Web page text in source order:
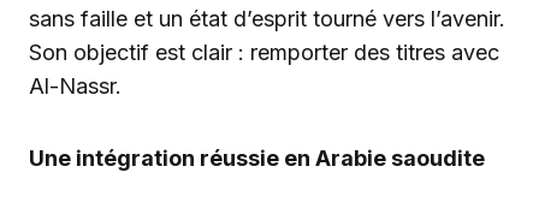
sans faille et un état d’esprit tourné vers l’avenir.
Son objectif est clair : remporter des titres avec
Al-Nassr.
Une intégration réussie en Arabie saoudite